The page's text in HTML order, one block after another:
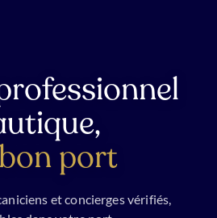
port
et concierges vérifiés,